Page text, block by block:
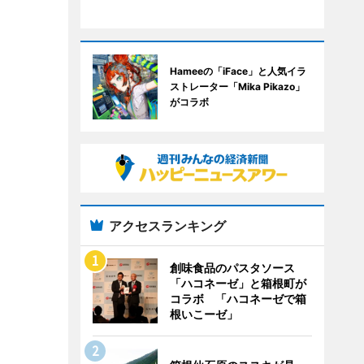
Hameeの「iFace」と人気イラ
ストレーター「Mika Pikazo」
がコラボ
アクセスランキング
創味食品のパスタソース
「ハコネーゼ」と箱根町が
コラボ 「ハコネーゼで箱
根いこーゼ」